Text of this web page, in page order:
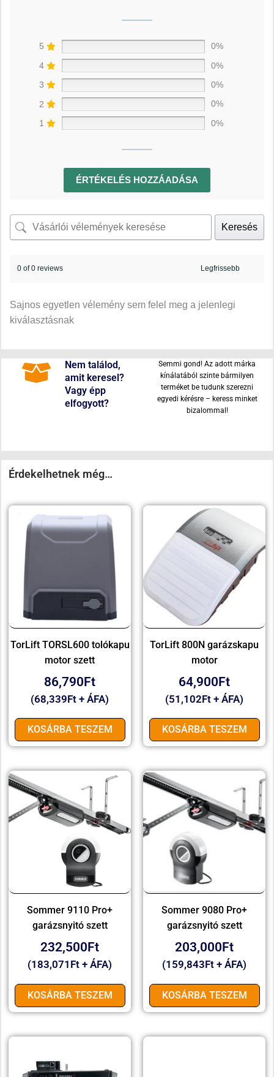
5
0%
4
0%
3
0%
2
0%
1
0%
ÉRTÉKELÉS HOZZÁADÁSA
Keresés
0 of 0 reviews
Sajnos egyetlen vélemény sem felel meg a jelenlegi
kiválasztásnak
Nem találod,
amit keresel?
Vagy épp
elfogyott?
Semmi gond! Az adott márka
kínálatából szinte bármilyen
terméket be tudunk szerezni
egyedi kérésre – keress minket
bizalommal!
Érdekelhetnek még…
TorLift TORSL600 tolókapu
motor szett
86,790Ft
(68,339Ft + ÁFA)
KOSÁRBA TESZEM
TorLift 800N garázskapu
motor
64,900Ft
(51,102Ft + ÁFA)
KOSÁRBA TESZEM
Sommer 9110 Pro+
garázsnyitó szett
232,500 Ft
(183,071 Ft + ÁFA)
KOSÁRBA TESZEM
Sommer 9080 Pro+
garázsnyitó szett
203,000 Ft
(159,843Ft + ÁFA)
KOSÁRBA TESZEM